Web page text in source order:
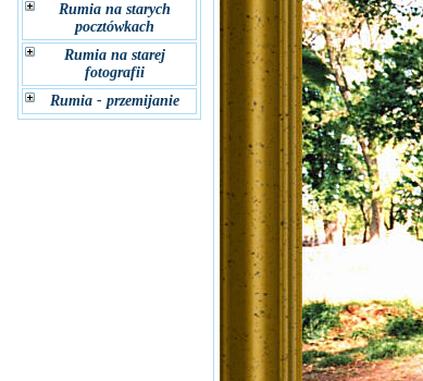
Rumia na starych
pocztówkach
Rumia na starej
fotografii
Rumia - przemijanie